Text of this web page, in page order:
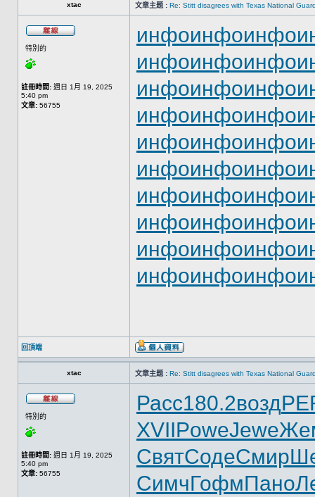
xtac 文章主題 : Re: Stitt disagrees with Texas National
特別的
註冊時間: 週日 1月 19, 2025
5:40 pm
文章: 56755
инфоинфоинфо
инфоинфоинфо
инфоинфоинфо
инфоинфоинфо
инфоинфоинфо
инфоинфоинфо
инфоинфоинфо
инфоинфоинфо
инфоинфоинфо
инфоинфоинфо
回頂端
xtac 文章主題 : Re: Stitt disagrees with Texas National
特別的
註冊時間: 週日 1月 19, 2025
5:40 pm
文章: 56755
Расс180.2возд
XVIIPoweJewe
СвятСодеСмир
СимчГофмПано